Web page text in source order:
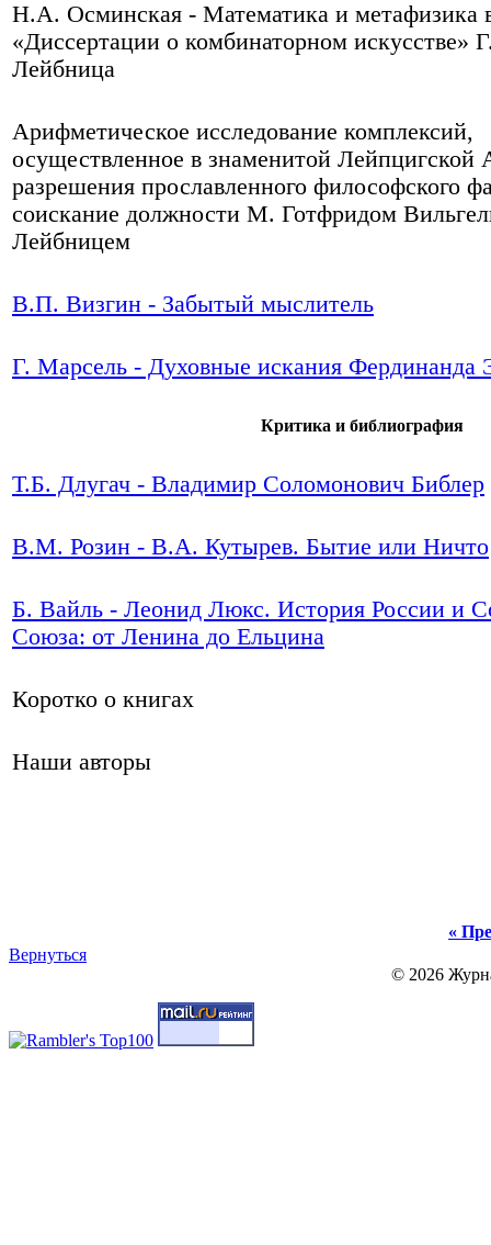
Н.А. Осминская - Математика и метафизика
«Диссертации о комбинаторном искусстве»
Лейбница
Арифметическое исследование комплексий,
осуществленное в знаменитой Лейпцигской
разрешения прославленного философского
соискание должности М. Готфридом
Лейбницем
В.П. Визгин - Забытый мыслитель
Г. Марсель - Духовные искания Фердинанда
Критика и библиография
Т.Б. Длугач - Владимир Соломонович Библер
В.М. Розин - В.А. Кутырев. Бытие или Ничто
Б. Вайль - Леонид Люкс. История России и
Союза: от Ленина до Ельцина
Коротко о книгах
Наши авторы
«
Вернуться
© 2026